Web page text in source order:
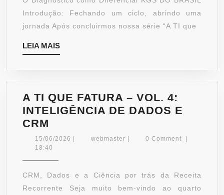
Introdução: Fechando um ciclo, abrindo uma
jornada Após concluirmos nossa série “A TI que
LEIA MAISLEIA
MAIS
A TI QUE FATURA – VOL. 4:
INTELIGÊNCIA DE DADOS E
CRM
TI
QUE
FATURA
–
VOL.
15/06/2026 15/06/2026webmaster webmaster0 Comment
18:40
CRM, Dados e a Ciência por trás da Receita
Recorrente Seja muito bem-vindo ao quarto